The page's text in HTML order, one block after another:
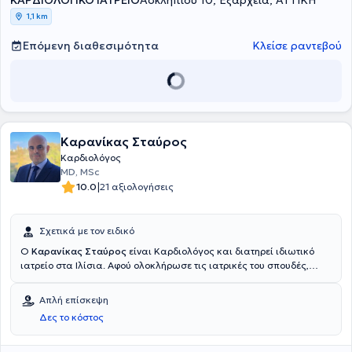
1,1 km
Επόμενη διαθεσιμότητα Κλείσε ραντεβού
Καρανίκας Σταύρος
Καρδιολόγος
MD, MSc
10.0|21 αξιολογήσεις
Σχετικά με τον ειδικό
Ο Καρανίκας Σταύρος είναι Καρδιολόγος και διατηρεί ιδιωτικό
ιατρείο στα Ιλίσια. Αφού ολοκλήρωσε τις ιατρικές του σπουδές,
Όλγα). Ακόμη, πραγματοποίησε τις μεταπτυχιακές του σπουδές στο
Εθνικό & Καποδιστριακό Πανεπιστήμιο Αθηνών. Εξειδικεύτηκε στην
καρδιακή βηματοδότηση και καρδιακή ανεπάρκεια στο Lewisham
University Hospital, Lewisham & Greenwich Trust του Λονδίνου, όπου
Απλή επίσκεψη
Δες το κόστος